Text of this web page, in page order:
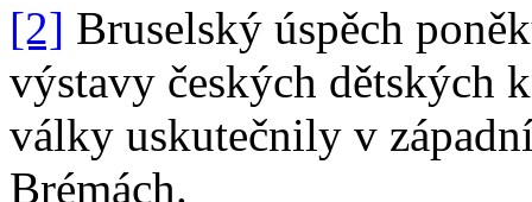
[2] Bruselský úspěch
výstavy českých dětských
války uskutečnily v
Brémách.